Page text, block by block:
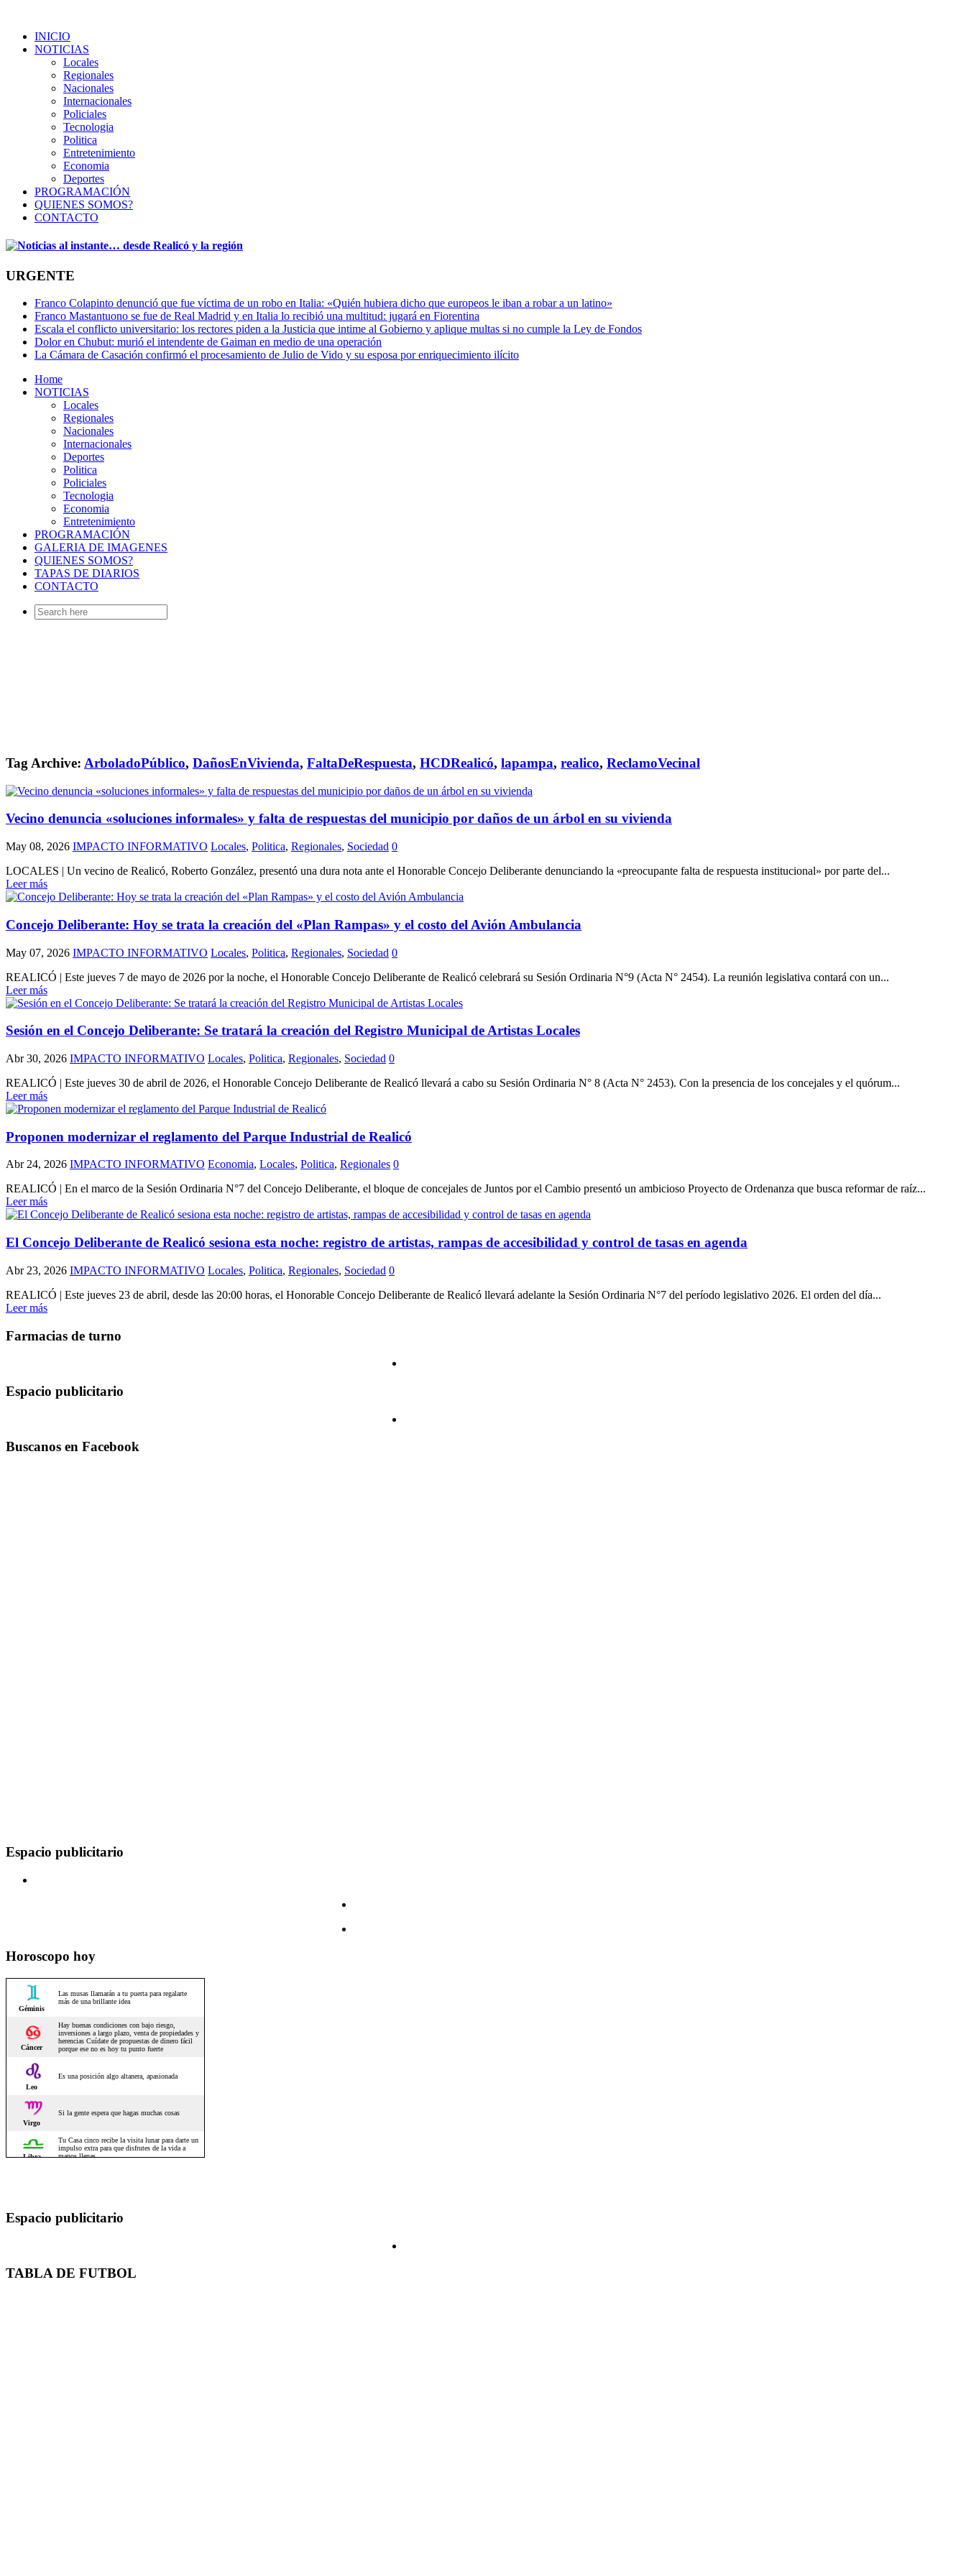
INICIO
NOTICIAS
Locales
Regionales
Nacionales
Internacionales
Policiales
Tecnologia
Politica
Entretenimiento
Economia
Deportes
PROGRAMACIÓN
QUIENES SOMOS?
CONTACTO
URGENTE
Franco Colapinto denunció que fue víctima de un robo en Italia: «Quién hubiera dicho que europeos le iban a robar a un latino»
Franco Mastantuono se fue de Real Madrid y en Italia lo recibió una multitud: jugará en Fiorentina
Escala el conflicto universitario: los rectores piden a la Justicia que intime al Gobierno y aplique multas si no cumple la Ley de Fondos
Dolor en Chubut: murió el intendente de Gaiman en medio de una operación
La Cámara de Casación confirmó el procesamiento de Julio de Vido y su esposa por enriquecimiento ilícito
Home
NOTICIAS
Locales
Regionales
Nacionales
Internacionales
Deportes
Politica
Policiales
Tecnologia
Economia
Entretenimiento
PROGRAMACIÓN
GALERIA DE IMAGENES
QUIENES SOMOS?
TAPAS DE DIARIOS
CONTACTO
Search
for:
Tag Archive: ArboladoPúblico, DañosEnVivienda, FaltaDeRespuesta, HCDRealicó, lapampa, realico, ReclamoVecinal
Vecino denuncia «soluciones informales» y falta de respuestas del municipio por daños de un árbol en su vivienda
May 08, 2026 IMPACTO INFORMATIVO Locales, Politica, Regionales, Sociedad 0
LOCALES | Un vecino de Realicó, Roberto González, presentó una dura nota ante el Honorable Concejo Deliberante denunciando la «preocupante falta de respuesta institucional» por parte del...
Leer más
Concejo Deliberante: Hoy se trata la creación del «Plan Rampas» y el costo del Avión Ambulancia
May 07, 2026 IMPACTO INFORMATIVO Locales, Politica, Regionales, Sociedad 0
REALICÓ | Este jueves 7 de mayo de 2026 por la noche, el Honorable Concejo Deliberante de Realicó celebrará su Sesión Ordinaria N°9 (Acta N° 2454). La reunión legislativa contará con un...
Leer más
Sesión en el Concejo Deliberante: Se tratará la creación del Registro Municipal de Artistas Locales
Abr 30, 2026 IMPACTO INFORMATIVO Locales, Politica, Regionales, Sociedad 0
REALICÓ | Este jueves 30 de abril de 2026, el Honorable Concejo Deliberante de Realicó llevará a cabo su Sesión Ordinaria N° 8 (Acta N° 2453). Con la presencia de los concejales y el quórum...
Leer más
Proponen modernizar el reglamento del Parque Industrial de Realicó
Abr 24, 2026 IMPACTO INFORMATIVO Economia, Locales, Politica, Regionales 0
REALICÓ | En el marco de la Sesión Ordinaria N°7 del Concejo Deliberante, el bloque de concejales de Juntos por el Cambio presentó un ambicioso Proyecto de Ordenanza que busca reformar de raíz...
Leer más
El Concejo Deliberante de Realicó sesiona esta noche: registro de artistas, rampas de accesibilidad y control de tasas en agenda
Abr 23, 2026 IMPACTO INFORMATIVO Locales, Politica, Regionales, Sociedad 0
REALICÓ | Este jueves 23 de abril, desde las 20:00 horas, el Honorable Concejo Deliberante de Realicó llevará adelante la Sesión Ordinaria N°7 del período legislativo 2026. El orden del día...
Leer más
Farmacias de turno
Espacio publicitario
Buscanos en Facebook
Espacio publicitario
Horoscopo hoy
Espacio publicitario
TABLA DE FUTBOL